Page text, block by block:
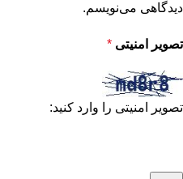
دیدگاهی می‌نویسم.
تصویر امنیتی *
تصویر امنیتی را وارد کنید: